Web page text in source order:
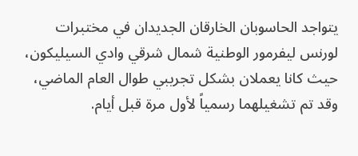
يتواجد الحاسوبان الخارقان الجديدان في مختبرات
لورنس ليفرمور الوطنية شمال شرقي وادي السيليكون،
حيث كانا يعملان بشكل تجريبي طوال العام الماضي،
وقد تم تشغيلهما رسمياً لأول مرة قبل أيام.